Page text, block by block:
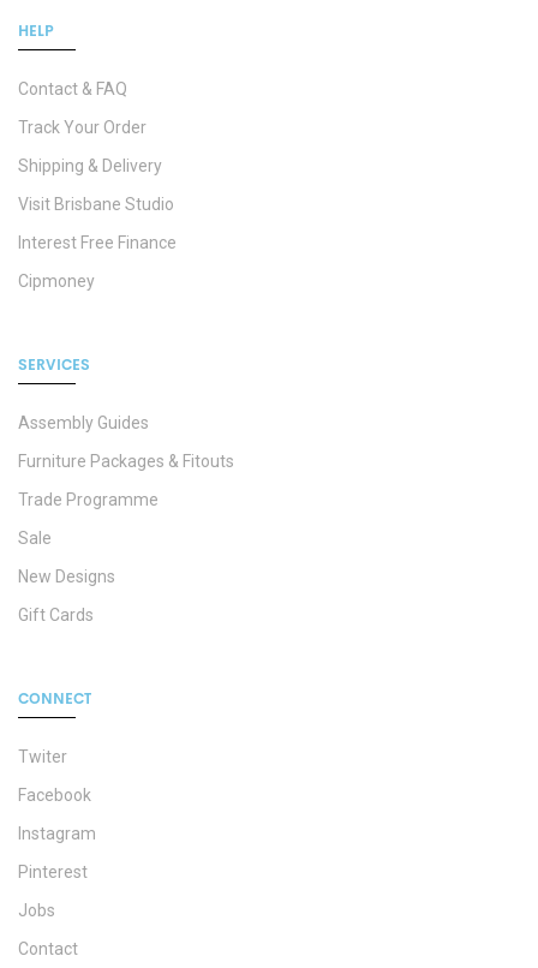
HELP
Contact & FAQ
Track Your Order
Shipping & Delivery
Visit Brisbane Studio
Interest Free Finance
Cipmoney
SERVICES
Assembly Guides
Furniture Packages & Fitouts
Trade Programme
Sale
New Designs
Gift Cards
CONNECT
Twiter
Facebook
Instagram
Pinterest
Jobs
Contact